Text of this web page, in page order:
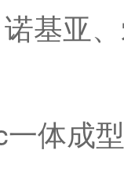
基亚
体成